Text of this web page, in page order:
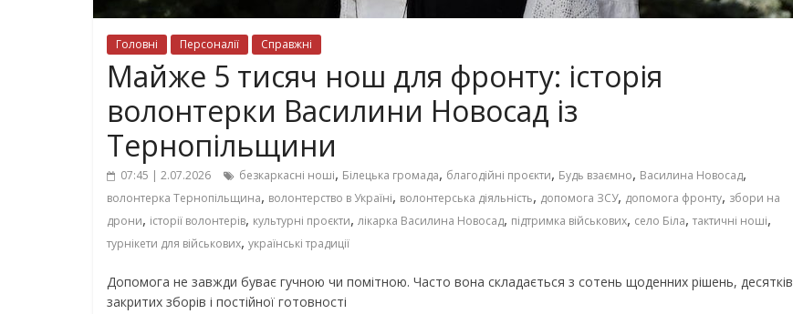
Головні Персоналії Справжні
Майже 5 тисяч нош для фронту: історія
волонтерки Василини Новосад із
Тернопільщини
07:45 | 2.07.2026 безкаркасні ноші, Білецька громада, благодійні проєкти, Будь взаємно, Василина Новосад,
волонтерка Тернопільщина, волонтерство в Україні, волонтерська діяльність, допомога ЗСУ, допомога фронту, збори на
дрони, історії волонтерів, культурні проєкти, лікарка Василина Новосад, підтримка військових, село Біла, тактичні ноші,
турнікети для військових, українські традиції
Допомога не завжди буває гучною чи помітною. Часто вона складається з сотень щоденних рішень, десятків
закритих зборів і постійної готовності